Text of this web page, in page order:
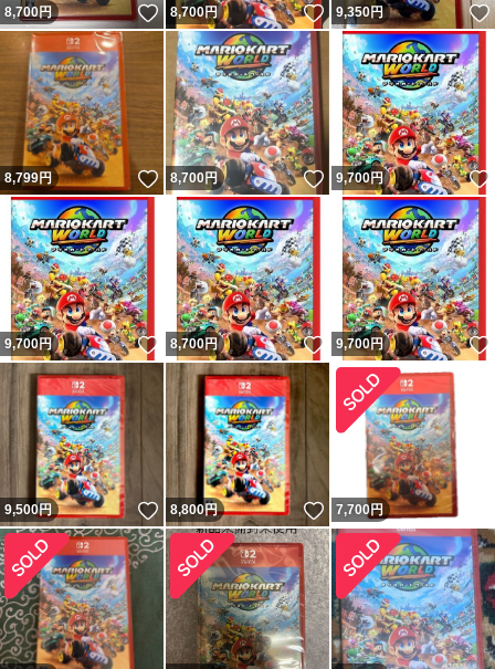
8,700円 いいね！
8,700円 いいね！
9,350円
8,799円 いいね！
8,700円 いいね！
9,700円
9,700円 いいね！
8,700円 いいね！
9,700円
9,500円 いいね！
8,800円 いいね！
7,700円